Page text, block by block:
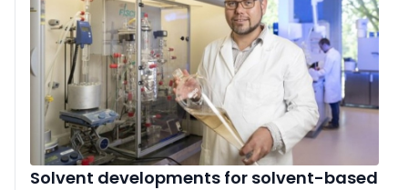
Solvent developments for solvent-based